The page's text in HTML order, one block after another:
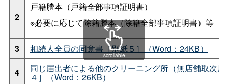
2
戸籍謄本（戸籍全部事項証明書）
※必要に応じて除籍謄本（除籍全部事項証明書）等
3 相続人全員の同意書［別紙５］（Word：24KB）
4 同じ届出者による他のクリーニング所（無店舗取次
４］（Word：26KB）
scrollable